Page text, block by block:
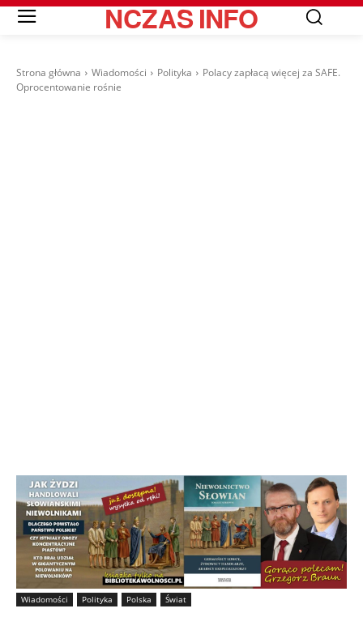
NCZASINFO
Strona główna Wiadomości Polityka
Polacy zapłacą więcej za SAFE.
Oprocentowanie rośnie
Wiadomości Polityka Polska Świat